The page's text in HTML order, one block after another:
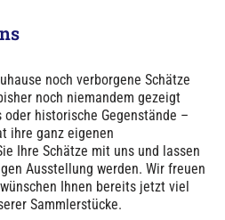
noch verborgene Schätze
noch niemandem gezeigt
oder historische Gegenstände –
ihre ganz eigenen
Ihre Schätze mit uns und lassen
Ausstellung werden. Wir freuen
Ihnen bereits jetzt viel
Sammlerstücke.